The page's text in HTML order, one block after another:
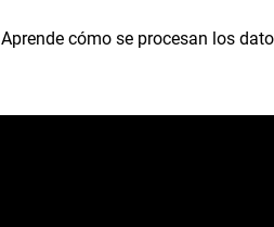
Aprende cómo se procesan los